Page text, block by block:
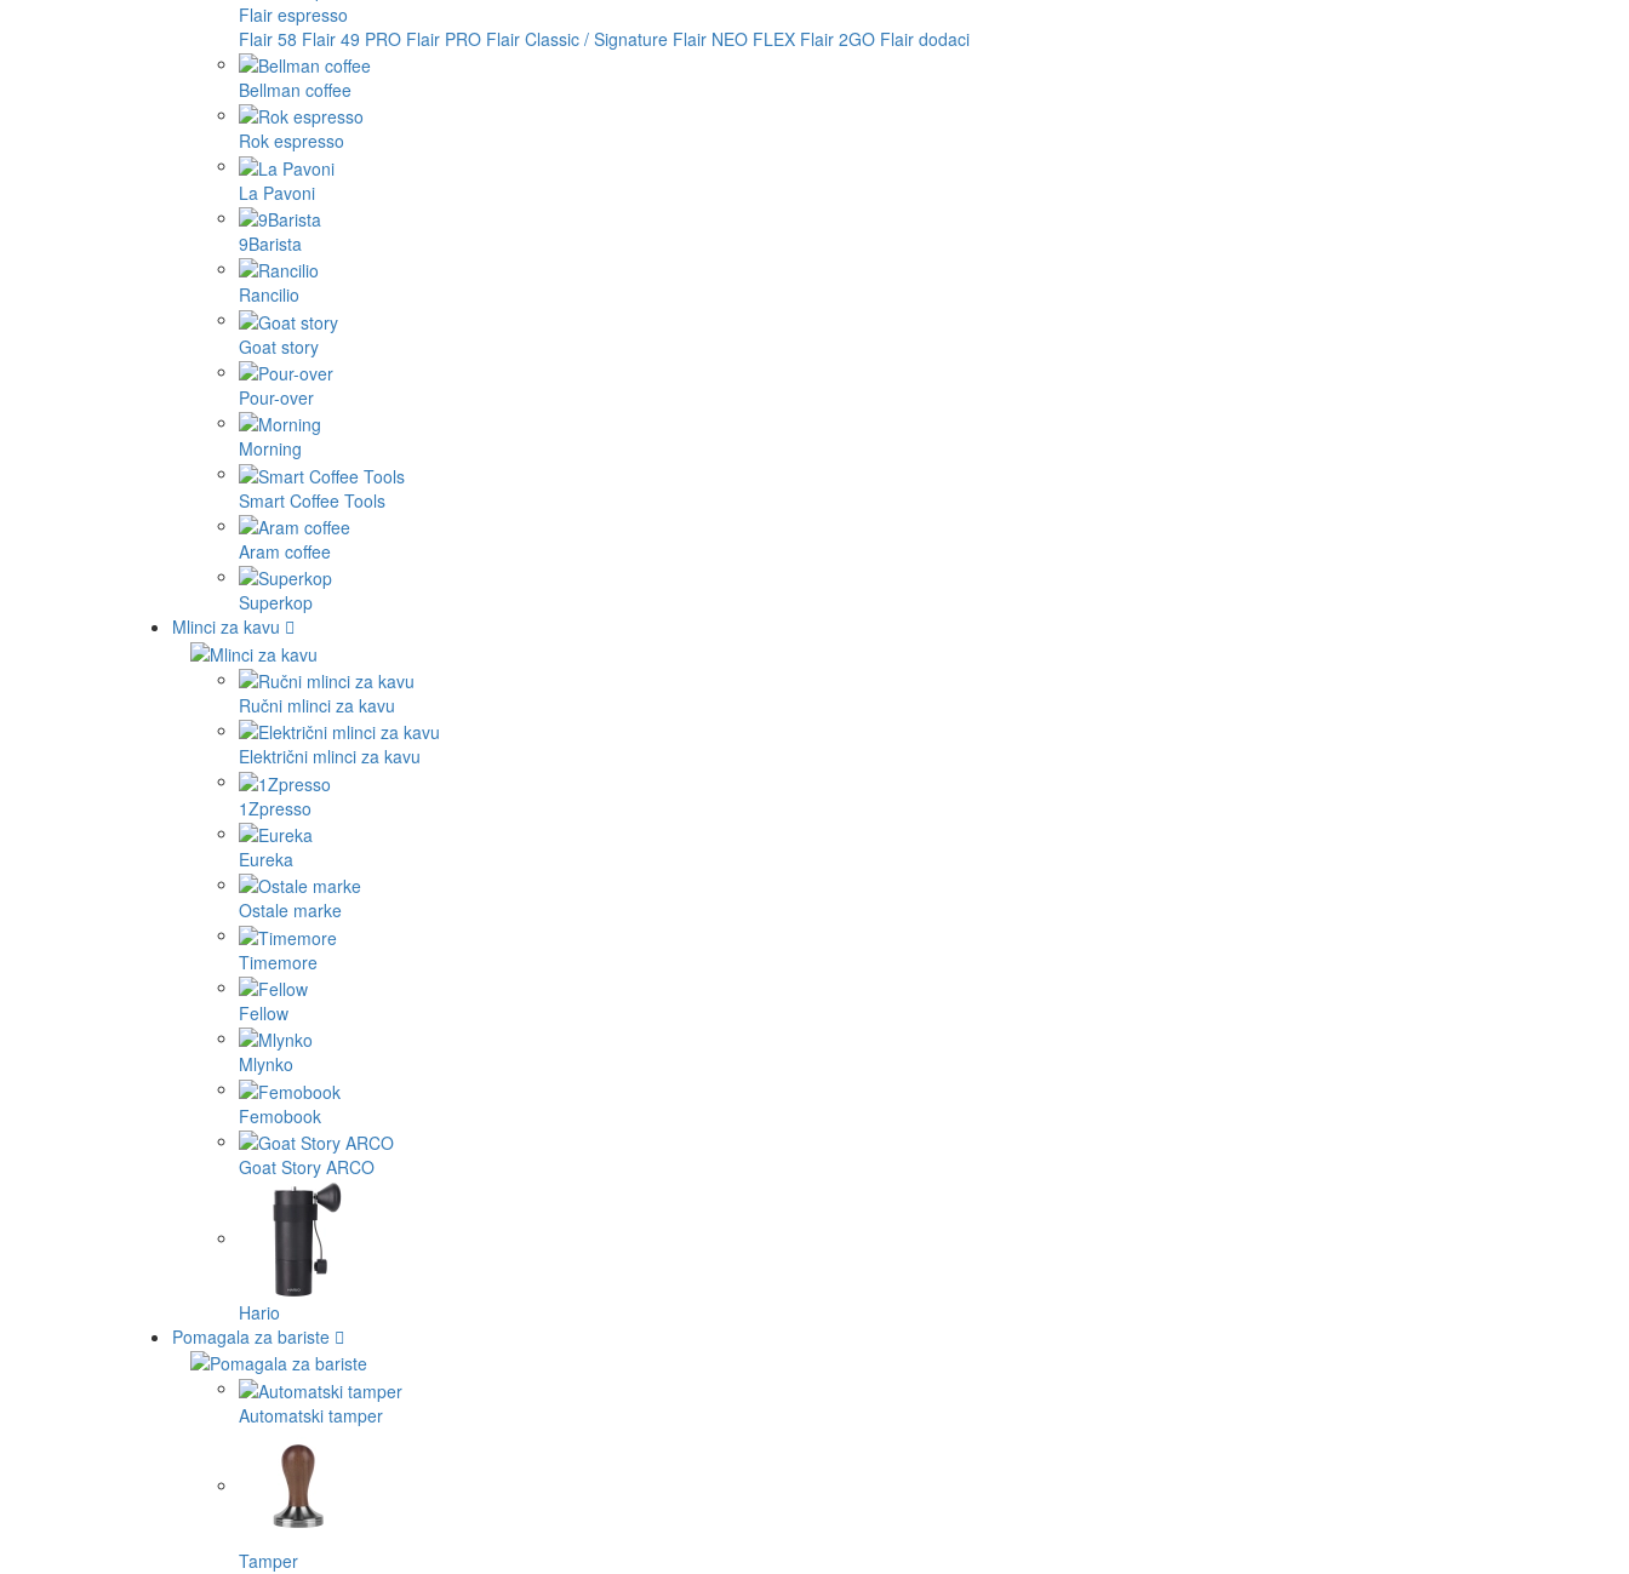
Flair espresso
Flair 58 Flair 49 PRO Flair PRO Flair Classic / Signature Flair NEO FLEX Flair 2GO Flair dodaci
Bellman coffee
Rok espresso
La Pavoni
9Barista
Rancilio
Goat story
Pour-over
Morning
Smart Coffee Tools
Aram coffee
Superkop
Mlinci za kavu
Ručni mlinci za kavu
Električni mlinci za kavu
1Zpresso
Eureka
Ostale marke
Timemore
Fellow
Mlynko
Femobook
Goat Story ARCO
Hario
Pomagala za bariste
Automatski tamper
Tamper